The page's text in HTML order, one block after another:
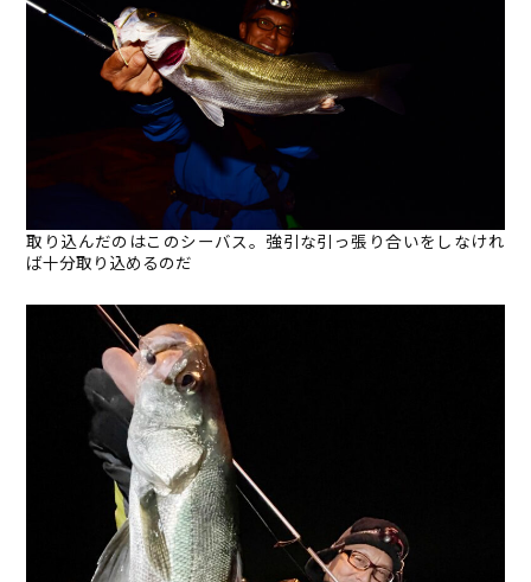
取り込んだのはこのシーバス。強引な引っ張り合いをしなけれ
ば十分取り込めるのだ